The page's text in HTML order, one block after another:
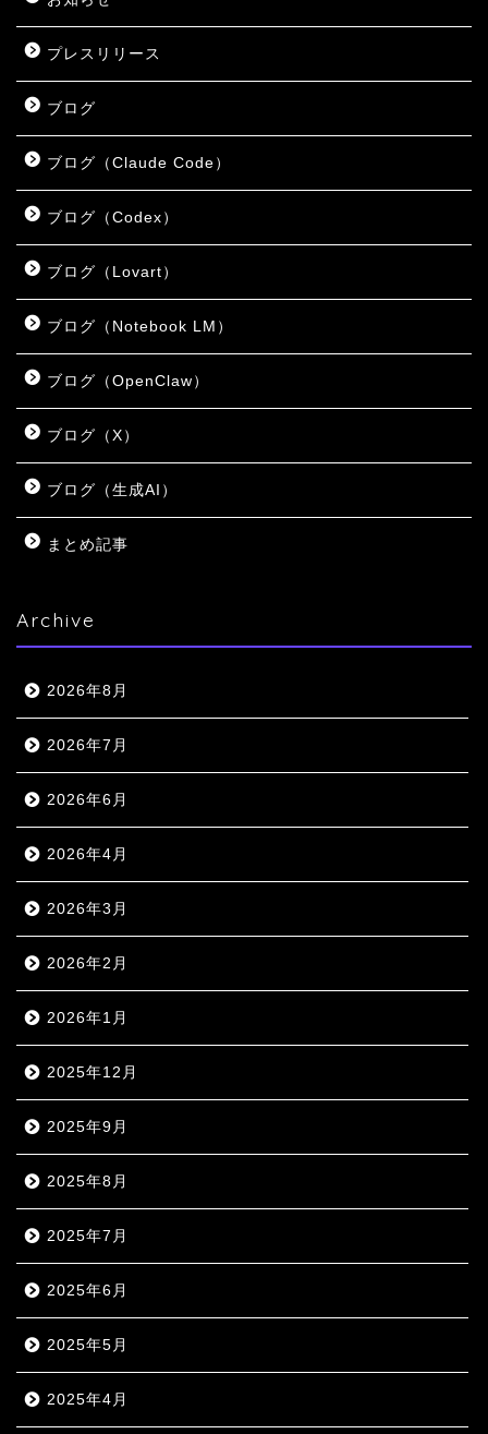
プレスリリース
ブログ
ブログ（Claude Code）
ブログ（Codex）
ブログ（Lovart）
ブログ（Notebook LM）
ブログ（OpenClaw）
ブログ（X）
ブログ（生成AI）
まとめ記事
Archive
2026年8月
2026年7月
2026年6月
2026年4月
2026年3月
2026年2月
2026年1月
2025年12月
2025年9月
2025年8月
2025年7月
2025年6月
2025年5月
2025年4月